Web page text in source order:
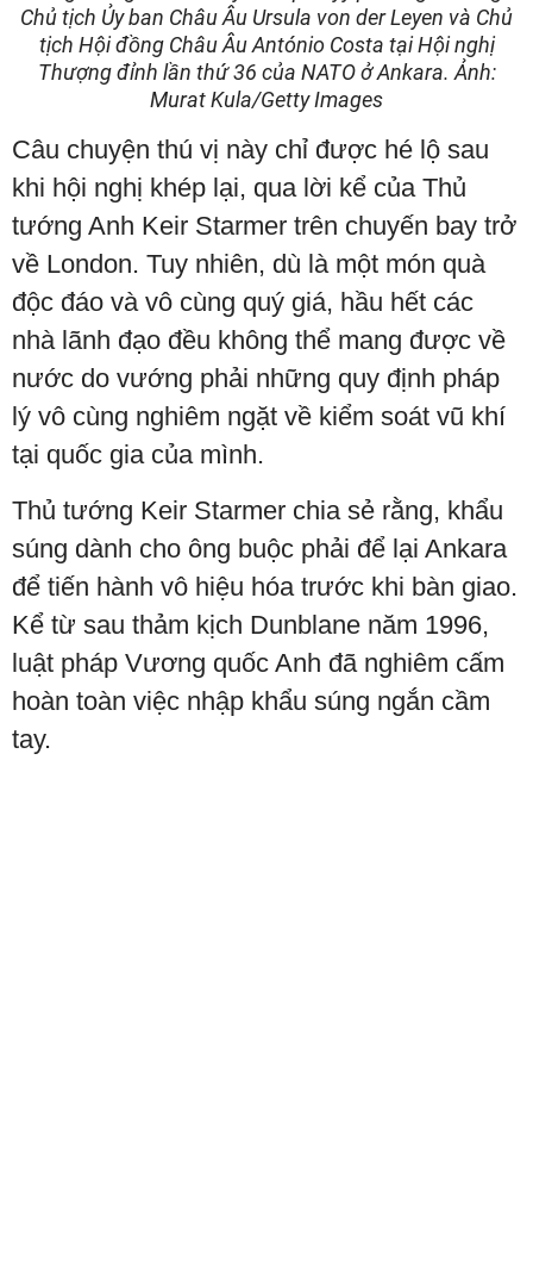
Chủ tịch Ủy ban Châu Âu Ursula von der Leyen và Chủ
tịch Hội đồng Châu Âu António Costa tại Hội nghị
Thượng đỉnh lần thứ 36 của NATO ở Ankara. Ảnh:
Murat Kula/Getty Images
Câu chuyện thú vị này chỉ được hé lộ sau
khi hội nghị khép lại, qua lời kể của Thủ
tướng Anh Keir Starmer trên chuyến bay trở
về London. Tuy nhiên, dù là một món quà
độc đáo và vô cùng quý giá, hầu hết các
nhà lãnh đạo đều không thể mang được về
nước do vướng phải những quy định pháp
lý vô cùng nghiêm ngặt về kiểm soát vũ khí
tại quốc gia của mình.
Thủ tướng Keir Starmer chia sẻ rằng, khẩu
súng dành cho ông buộc phải để lại Ankara
để tiến hành vô hiệu hóa trước khi bàn giao.
Kể từ sau thảm kịch Dunblane năm 1996,
luật pháp Vương quốc Anh đã nghiêm cấm
hoàn toàn việc nhập khẩu súng ngắn cầm
tay.